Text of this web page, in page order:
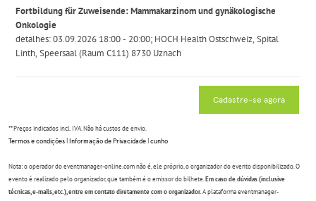
Fortbildung für Zuweisende: Mammakarzinom und gynäkologische
Onkologie
detalhes:03.09.2026 18:00 - 20:00; HOCH Health Ostschweiz, Spital
Linth, Speersaal (Raum C111) 8730 Uznach
Cadastre-se agora
** Preços indicados incl. IVA. Não há custos de envio.
Termos e condições Informação de Privacidade cunho
Nota: o operador do eventmanager-online.com não é, ele próprio, o organizador do evento disponibilizado. O
evento é realizado pelo organizador, que também é o emissor do bilhete. Em caso de dúvidas (inclusive
técnicas, e-mails, etc.), entre em contato diretamente com o organizador. A plataforma eventmanager-